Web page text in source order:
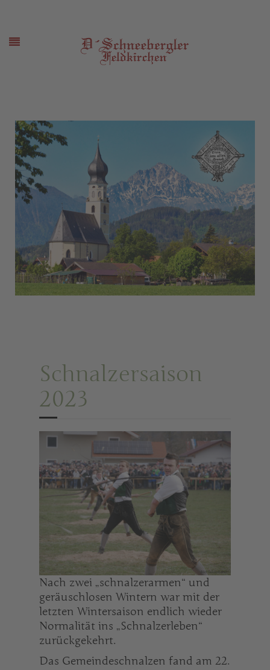
Schnalzersaison
2023
Nach zwei „schnalzerarmen“ und
geräuschlosen Wintern war mit der
letzten Wintersaison endlich wieder
Normalität ins „Schnalzerleben“
zurückgekehrt.
Das Gemeindeschnalzen fand am 22.